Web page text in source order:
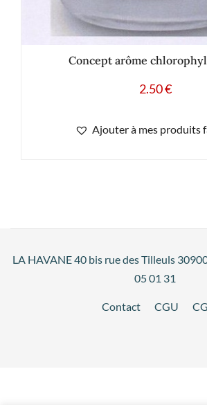
Concept arôme
2.50€
Ajouter à mes produits
LA HAVANE 40 bis rue des Tilleuls
05 01 31
Contact CGU